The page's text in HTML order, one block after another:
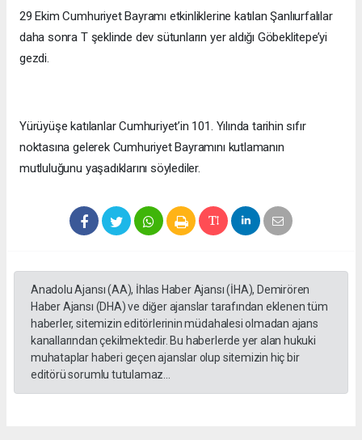
29 Ekim Cumhuriyet Bayramı etkinliklerine katılan Şanlıurfalılar
daha sonra T şeklinde dev sütunların yer aldığı Göbeklitepe’yi
gezdi.
Yürüyüşe katılanlar Cumhuriyet’in 101. Yılında tarihin sıfır
noktasına gelerek Cumhuriyet Bayramını kutlamanın
mutluluğunu yaşadıklarını söylediler.
Anadolu Ajansı (AA), İhlas Haber Ajansı (İHA), Demirören
Haber Ajansı (DHA) ve diğer ajanslar tarafından eklenen tüm
haberler, sitemizin editörlerinin müdahalesi olmadan ajans
kanallarından çekilmektedir. Bu haberlerde yer alan hukuki
muhataplar haberi geçen ajanslar olup sitemizin hiç bir
editörü sorumlu tutulamaz...